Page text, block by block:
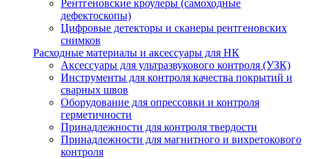
Рентгеновские кроулеры (самоходные
дефектоскопы)
Цифровые детекторы и сканеры рентгеновских
снимков
Расходные материалы и аксессуары для НК
Аксессуары для ультразвукового контроля (УЗК)
Инструменты для контроля качества покрытий и
сварных швов
Оборудование для опрессовки и контроля
герметичности
Принадлежности для контроля твердости
Принадлежности для магнитного и вихретокового
контроля